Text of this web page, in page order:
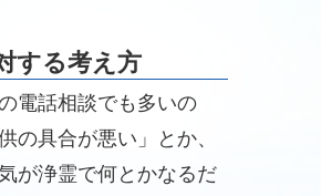
する考え方
電話相談でも多いの
の具合が悪い」とか、
気が浄霊で何とかなるだ